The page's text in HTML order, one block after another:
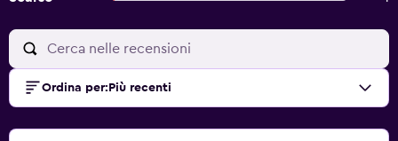
Ordina per: Più recenti